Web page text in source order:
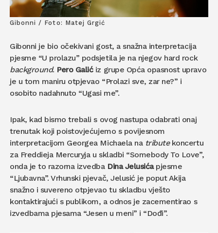
Gibonni / Foto: Matej Grgić
Gibonni je bio očekivani gost, a snažna interpretacija
pjesme “U prolazu” podsjetila je na njegov hard rock
background. Pero Galićiz grupe Opća opasnost upravo
je u tom maniru otpjevao “Prolazi sve, zar ne?” i
osobito nadahnuto “Ugasi me”.
Ipak, kad bismo trebali s ovog nastupa odabrati onaj
trenutak koji poistovjećujemo s povijesnom
interpretacijom Georgea Michaela na tributekoncertu
za Freddieja Mercuryja u skladbi “Somebody To Love”,
onda je to razorna izvedba Dina Jelusićapjesme
“Ljubavna”. Vrhunski pjevač, Jelusić je poput Akija
snažno i suvereno otpjevao tu skladbu vješto
kontaktirajući s publikom, a odnos je zacementirao s
izvedbama pjesama “Jesen u meni” i “Dođi”.